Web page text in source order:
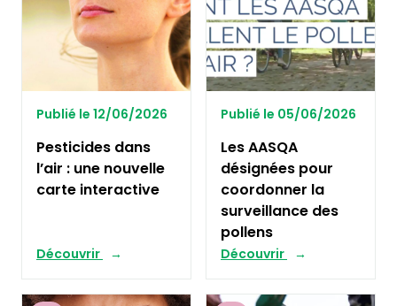
Publié le 12/06/2026
Pesticides dans
l’air : une nouvelle
carte interactive
Découvrir
Publié le 05/06/2026
Les AASQA
désignées pour
coordonner la
surveillance des
pollens
Découvrir